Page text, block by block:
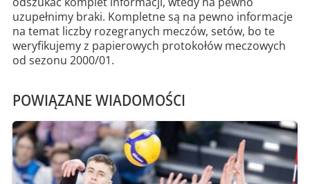
uzupełnimy braki. Kompletne są na pewno informacje
na temat liczby rozegranych meczów, setów, bo te
weryfikujemy z papierowych protokołów meczowych
od sezonu 2000/01.
POWIĄZANE WIADOMOŚCI